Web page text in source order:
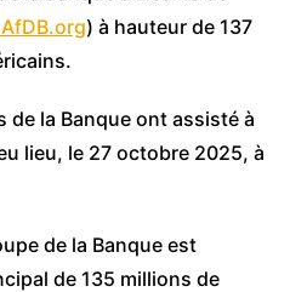
) à hauteur de 137
de la Banque ont assisté à
lieu, le 27 octobre 2025, à
de la Banque est
de 135 millions de